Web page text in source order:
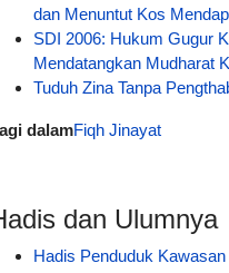
dan Menuntut Kos
SDI 2006: Hukum Gugur
Mendatangkan Mudharat
Tuduh Zina Tanpa
dalamFiqh Jinayat
dan Ulumnya
Hadis Penduduk